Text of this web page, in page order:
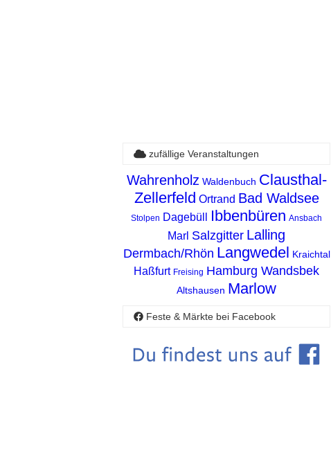
zufällige Veranstaltungen
Wahrenholz Waldenbuch Clausthal-
Zellerfeld Ortrand Bad Waldsee
Stolpen Dagebüll Ibbenbüren Ansbach
Marl Salzgitter Lalling
Dermbach/Rhön Langwedel Kraichtal
Haßfurt Freising Hamburg Wandsbek
Altshausen Marlow
Feste & Märkte bei Facebook